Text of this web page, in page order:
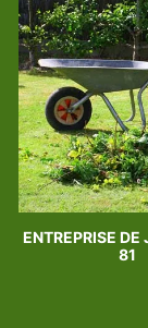
ENTREPRISE DE
81